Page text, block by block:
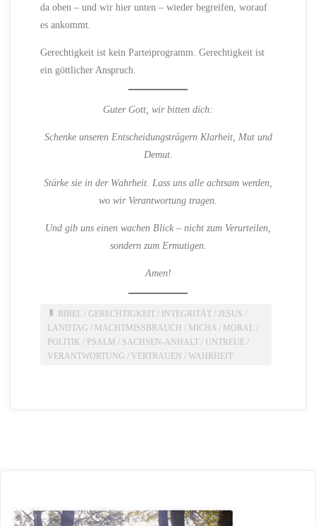
da oben – und wir hier unten – wieder begreifen, worauf
es ankommt.
Gerechtigkeit ist kein Parteiprogramm. Gerechtigkeit ist
ein göttlicher Anspruch.
Guter Gott, wir bitten dich:
Schenke unseren Entscheidungsträgern Klarheit, Mut und
Demut.
Stärke sie in der Wahrheit. Lass uns alle achtsam werden,
wo wir Verantwortung tragen.
Und gib uns einen wachen Blick – nicht zum Verurteilen,
sondern zum Ermutigen.
Amen!
BIBEL/ GERECHTIGKEIT/ INTEGRITÄT/ JESUS /
LANDTAG / MACHTMISSBRAUCH / MICHA / MORAL /
POLITIK / PSALM / SACHSEN-ANHALT / UNTREUE /
VERANTWORTUNG / VERTRAUEN /WAHRHEIT